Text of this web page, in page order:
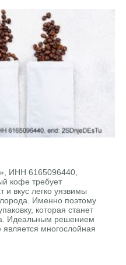
ИНН 6165096440,
кофе требует
и вкус легко уязвимы
Именно поэтому
которая станет
Идеальным решением
многослойная